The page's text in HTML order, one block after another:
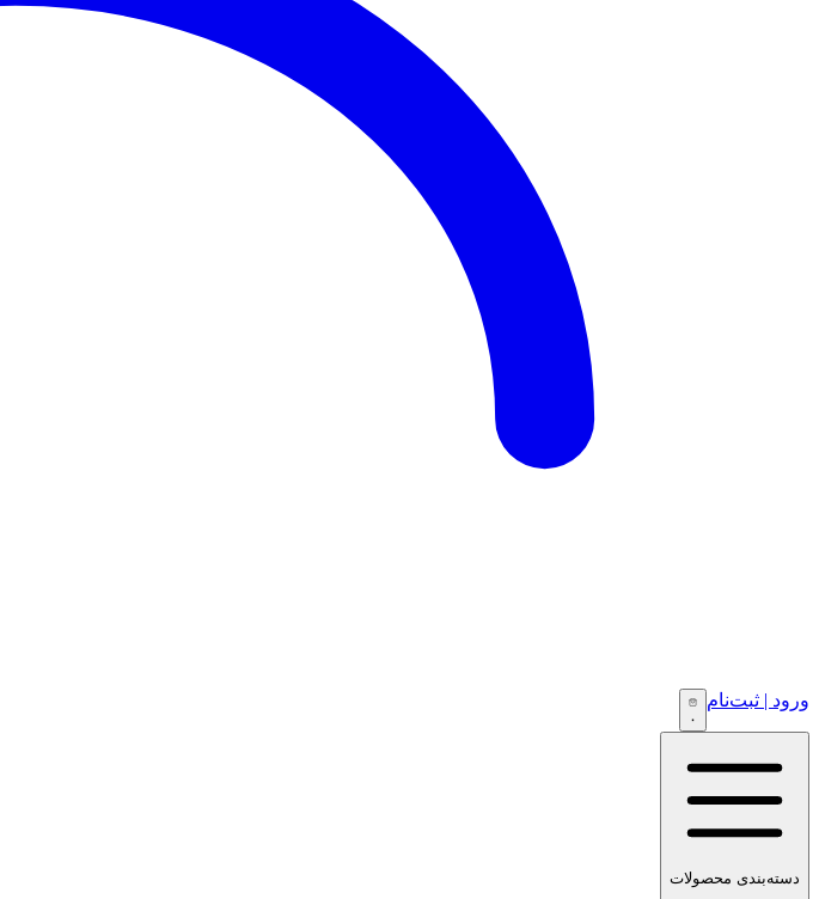
ورود | ثبت‌نام
۰
دسته‌بندی محصولات